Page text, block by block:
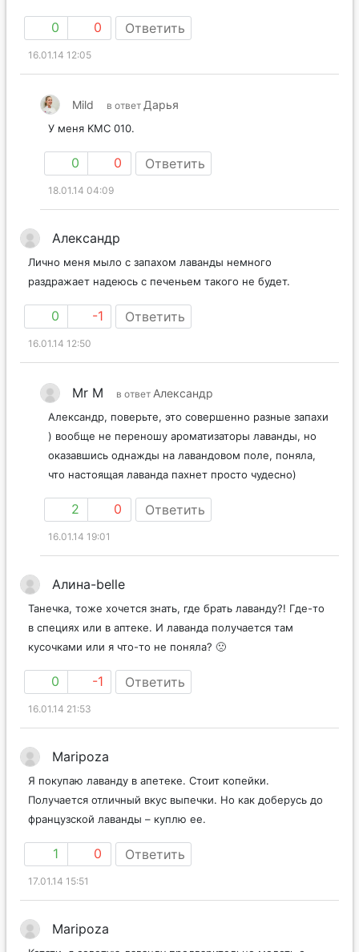
0 0 Ответить
16.01.14 12:05
Mild в ответ Дарья
У меня KМC 010.
0 0 Ответить
18.01.14 04:09
Александр
Лично меня мыло с запахом лаванды немного
раздражает надеюсь с печеньем такого не будет.
0 -1 Ответить
16.01.14 12:50
Mr M в ответ Александр
Александр, поверьте, это совершенно разные запахи
) вообще не переношу ароматизаторы лаванды, но
оказавшись однажды на лавандовом поле, поняла,
что настоящая лаванда пахнет просто чудесно)
2 0 Ответить
16.01.14 19:01
Алина-belle
Танечка, тоже хочется знать, где брать лаванду?! Где-то
в специях или в аптеке. И лаванда получается там
кусочками или я что-то не поняла? 🙁
0 -1 Ответить
16.01.14 21:53
Maripoza
Я покупаю лаванду в апетеке. Стоит копейки.
Получается отличный вкус выпечки. Но как доберусь до
французской лаванды – куплю ее.
1 0 Ответить
17.01.14 15:51
Maripoza